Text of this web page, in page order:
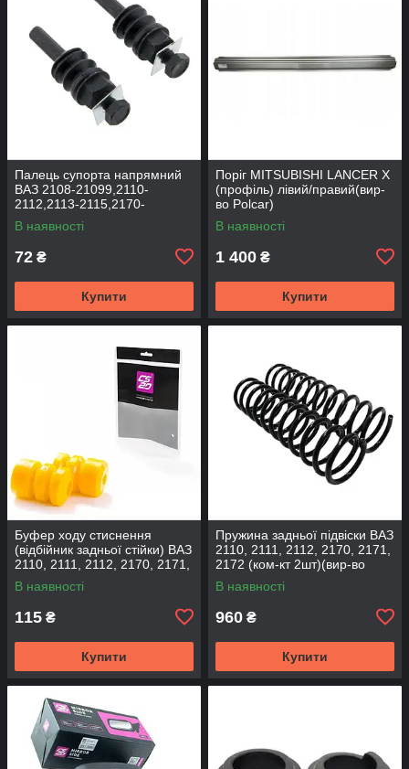
Палець супорта напрямний
ВАЗ 2108-21099,2110-
2112,2113-2115,2170-
2172,2190, 1117-1119 (к-т
2шт) (вир-во BEG-LINE)
В наявності
72 ₴
Купити
Поріг MITSUBISHI LANCER Х
(профіль) лівий/правий(вир-
во Polcar)
В наявності
1 400 ₴
Купити
Буфер ходу стиснення
(відбійник задньої стійки) ВАЗ
2110, 2111, 2112, 2170, 2171,
2172 (2шт) (вир-во CS-20
В наявності
115 ₴
Купити
Пружина задньої підвіски ВАЗ
2110, 2111, 2112, 2170, 2171,
2172 (ком-кт 2шт)(вир-во
SKADI)
В наявності
960 ₴
Купити